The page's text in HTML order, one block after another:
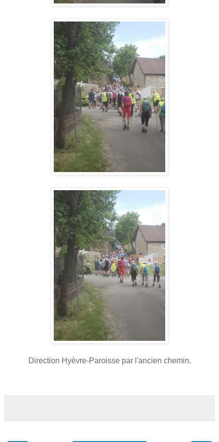
Direction Hyèvre-Paroisse par l'ancien chemin.